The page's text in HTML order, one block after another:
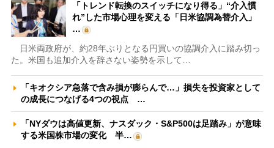
「トレンド転換のスイッチになり得る」“介入慣
れ”した市場心理を変える「日米協調為替介入」
…
日米両政府が、約28年ぶりとなる円買いの協調介入に踏み切っ
た。米国も追加介入を辞さない姿勢を示して…
「キオクシア急落で含み損が膨らんで…」損失を投資家として
の成長につなげる4つの視点 …
「NYダウは高値更新、ナスダック・S&P500は足踏み」が意味
する米国株市場の変化 半…